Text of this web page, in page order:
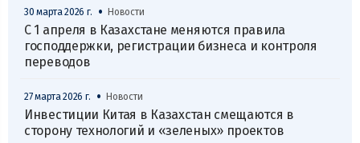
30 марта 2026 г. • Новости
С 1 апреля в Казахстане меняются правила
господдержки, регистрации бизнеса и контроля
переводов
27 марта 2026 г. • Новости
Инвестиции Китая в Казахстан смещаются в
сторону технологий и «зеленых» проектов